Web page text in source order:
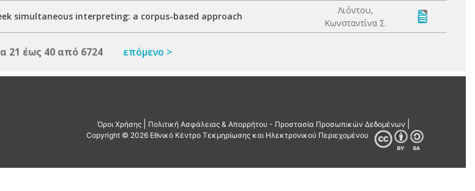
simultaneous interpreting: a corpus-based approach
Λιόντου,
Κωνσταντίνα Σ.
21 έως 40 από 6724 επόμενο >